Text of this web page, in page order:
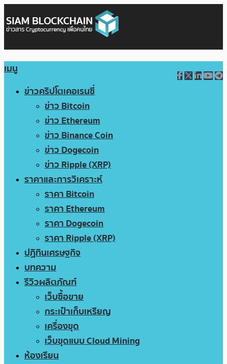
เมนู
ข่าวคริปโตเคอเรนซี่
ข่าว Bitcoin
ข่าว Ethereum
ข่าว Binance Coin
ข่าว Dogecoin
ข่าว Ripple (XRP)
ราคาและการวิเคราะห์
ราคา Bitcoin
ราคา Ethereum
ราคา Dogecoin
ราคา Ripple (XRP)
ปฏิทินเศรษฐกิจ
บทความ
รีวิวผลิตภัณฑ์
เว็บซื้อขาย
กระเป๋าเก็บเหรียญ
เครื่องขุด
เว็บขุดแบบ Cloud Mining
ห้องเรียน